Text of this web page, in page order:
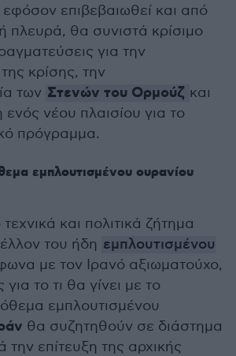
επιβεβαιωθεί και από
πλευρά, θα συνιστά κρίσιμο
για την
κρίσης, την
των Στενών του Ορμούζ και
νέου πλαισίου για το
πρόγραμμα.
εμπλουτισμένου ουρανίου
και πολιτικά ζήτημα
του ήδη εμπλουτισμένου
με τον Ιρανό αξιωματούχο,
για το τι θα γίνει με το
εμπλουτισμένου
θα συζητηθούν σε διάστημα
επίτευξη της αρχικής